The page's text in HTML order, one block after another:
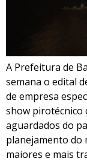
A Prefeitura de
semana o edital
de empresa
show pirotécnico
aguardados do
planejamento do
maiores e mais